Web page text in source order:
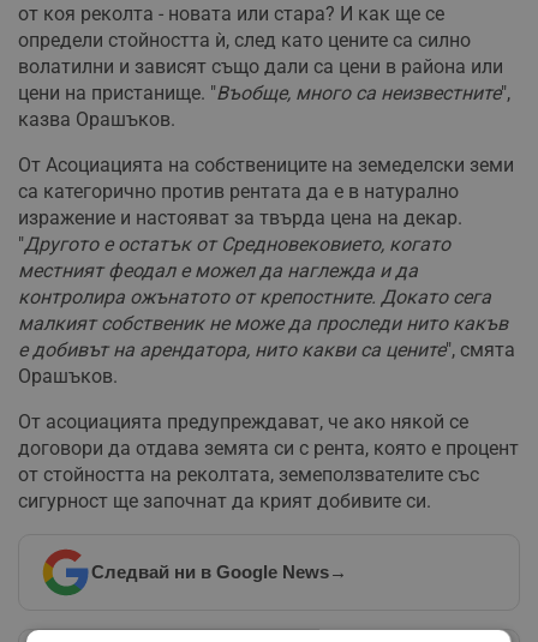
от коя реколта - новата или стара? И как ще се
определи стойността ѝ, след като цените са силно
волатилни и зависят също дали са цени в района или
цени на пристанище. "Въобще, много са неизвестните",
казва Орашъков.
От Асоциацията на собствениците на земеделски земи
са категорично против рентата да е в натурално
изражение и настояват за твърда цена на декар.
"Другото е остатък от Средновековието, когато
местният феодал е можел да наглежда и да
контролира ожънатото от крепостните. Докато сега
малкият собственик не може да проследи нито какъв
е добивът на арендатора, нито какви са цените", смята
Орашъков.
От асоциацията предупреждават, че ако някой се
договори да отдава земята си с рента, която е процент
от стойността на реколтата, земеползвателите със
сигурност ще започнат да крият добивите си.
Следвай ни в Google News→